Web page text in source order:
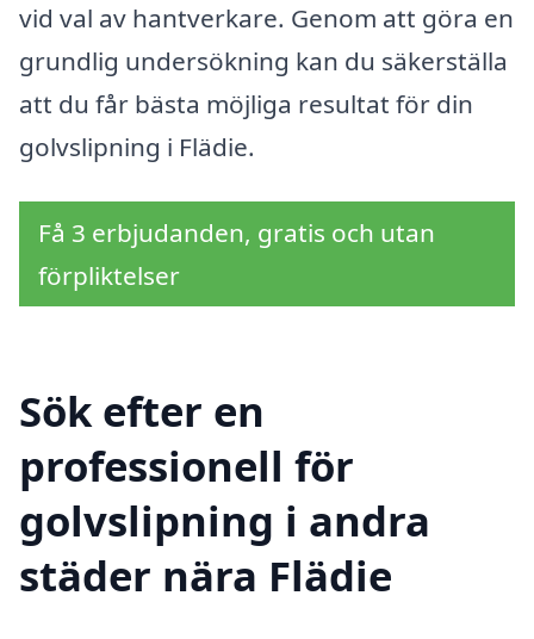
vid val av hantverkare. Genom att göra en
grundlig undersökning kan du säkerställa
att du får bästa möjliga resultat för din
golvslipning i Flädie.
Få 3 erbjudanden, gratis och utan
förpliktelser
Sök efter en
professionell för
golvslipning i andra
städer nära Flädie